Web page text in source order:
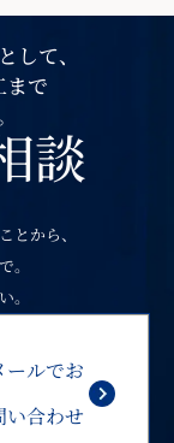
して、
まで
談
とから、
。
。
ールでお
い合わせ